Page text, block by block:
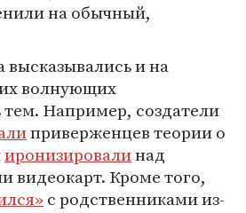
на обычный,
высказывались и на
волнующих
Например, создатели
приверженцев теории о
иронизировалинад
видеокарт. Кроме того,
с родственниками из-